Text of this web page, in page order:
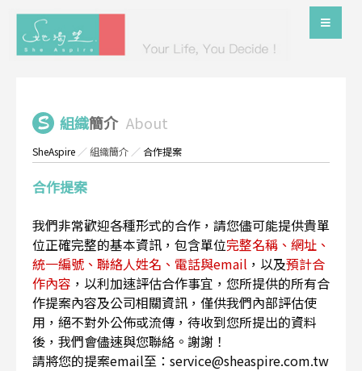
組織簡介 About
SheAspire ／組織簡介 ／ 合作提案
合作提案
我們非常歡迎各種形式的合作，請您儘可能提供貴單
位正確完整的基本資訊，包含單位完整名稱、網址、
統一編號、聯絡人姓名、電話與email ，以及預計合
作內容 ，以利加速評估合作事宜，您所提供的所有合
作提案內容及公司相關資訊，僅供我們內部評估使
用，絕不對外公佈或流傳，待收到您所提出的資料
後，我們會儘速與您聯絡。謝謝！
請將您的提案email至：service@sheaspire.com.tw